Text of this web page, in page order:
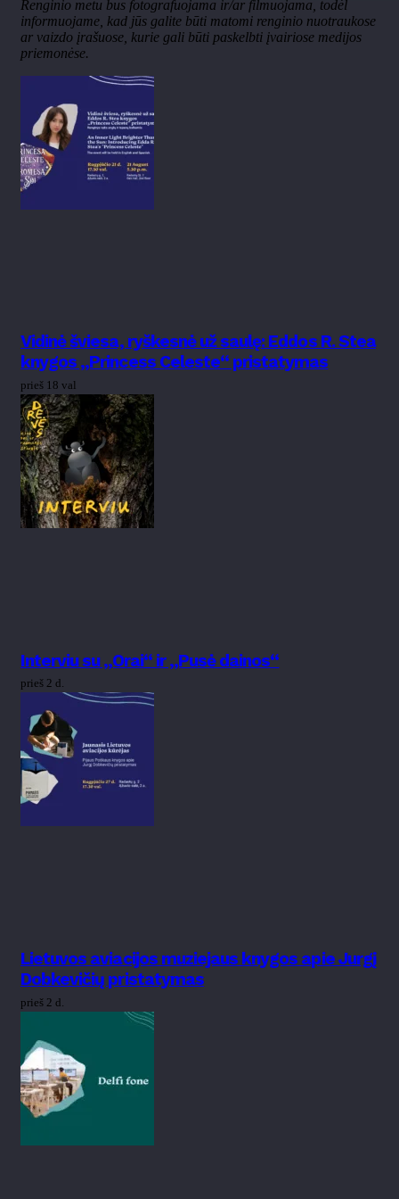
Renginio metu bus fotografuojama ir/ar filmuojama, todėl
informuojame, kad jūs galite būti matomi renginio nuotraukose
ar vaizdo įrašuose, kurie gali būti paskelbti įvairiose medijos
priemonėse.
Vidinė šviesa, ryškesnė už saulę: Eddos R. Stea
knygos „Princess Celeste“ pristatymas
prieš 18 val
Interviu su „Orai“ ir „Pusė dainos“
prieš 2 d.
Lietuvos aviacijos muziejaus knygos apie Jurgį
Dobkevičių pristatymas
prieš 2 d.